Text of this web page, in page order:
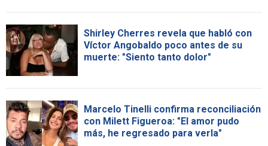
Shirley Cherres revela que habló con
Víctor Angobaldo poco antes de su
muerte: "Siento tanto dolor"
Marcelo Tinelli confirma reconciliación
con Milett Figueroa: "El amor pudo
más, he regresado para verla"